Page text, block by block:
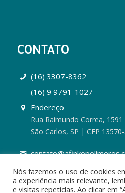
CONTATO
(16) 3307-8362
(16) 9 9791-1027
Endereço
Rua Raimundo Correa,
São Carlos, SP | CEP
Nós fazemos o uso de cookies
a experiência mais relevante,
e visitas repetidas. Ao clicar em